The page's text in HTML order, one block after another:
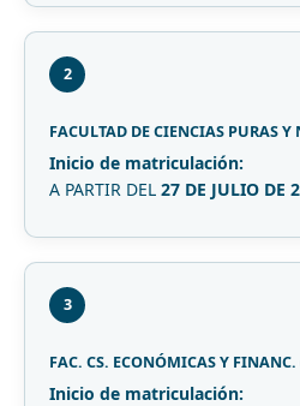
2
FACULTAD DE CIENCIAS PURAS Y
Inicio de matriculación:
A PARTIR DEL 27 DE JULIO DE
3
FAC. CS. ECONÓMICAS Y FINANC.
Inicio de matriculación: